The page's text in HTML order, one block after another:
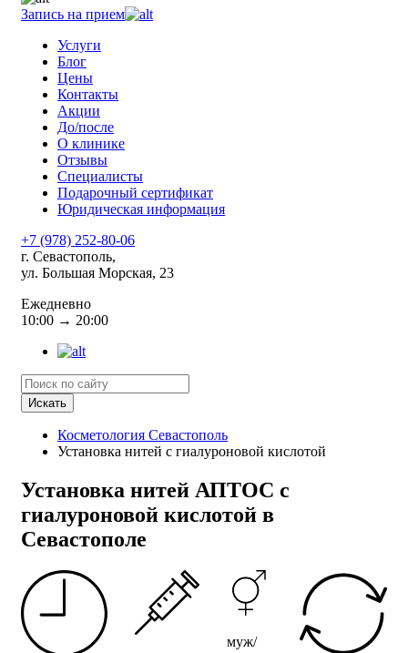
Запись на прием
Услуги
Блог
Цены
Контакты
Акции
До/после
О клинике
Отзывы
Специалисты
Подарочный сертификат
Юридическая информация
+7 (978) 252-80-06
г. Севастополь,
ул. Большая Морская, 23
Ежедневно
10:00 → 20:00
Искать
Косметология Севастополь
Установка нитей с гиалуроновой кислотой
Установка нитей АПТОС с
гиалуроновой кислотой в
Севастополе
муж/